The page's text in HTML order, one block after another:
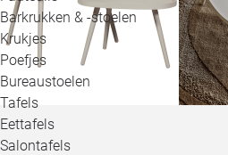
Barkrukken & -stoelen
Krukjes
Poefjes
Bureaustoelen
Tafels
Eettafels
Salontafels